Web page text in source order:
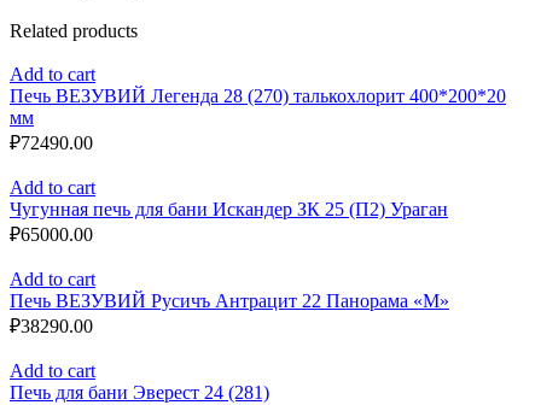
Related products
Add to cart
Печь ВЕЗУВИЙ Легенда 28 (270) талькохлорит 400*200*20
мм
₽72490.00
Add to cart
Чугунная печь для бани Искандер ЗК 25 (П2) Ураган
₽65000.00
Add to cart
Печь ВЕЗУВИЙ Русичъ Антрацит 22 Панорама «М»
₽38290.00
Add to cart
Печь для бани Эверест 24 (281)